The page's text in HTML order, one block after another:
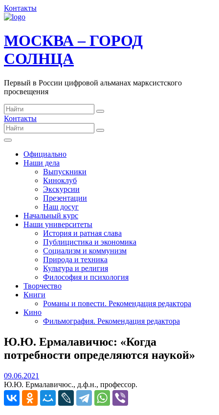
Контакты
МОСКВА – ГОРОД
СОЛНЦА
Первый в России цифровой альманах марксистского
просвещения
Контакты
Официально
Наши дела
Выпускники
Киноклуб
Экскурсии
Презентации
Наш досуг
Начальный курс
Наши университеты
История и ратная слава
Публицистика и экономика
Социализм и коммунизм
Природа и техника
Культура и религия
Философия и психология
Творчество
Книги
Романы и повести. Рекомендация редактора
Кино
Фильмография. Рекомендация редактора
Ю.Ю. Ермалавичюс: «Когда
потребности определяются наукой»
09.06.2021
Ю.Ю. Ермалавичюс., д.ф.н., профессор.